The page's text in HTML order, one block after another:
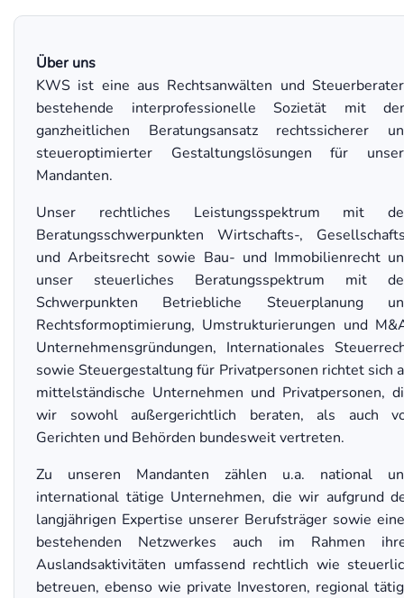
Über uns
KWS ist eine aus Rechtsanwälten und
bestehende interprofessionelle Sozietät mit
ganzheitlichen Beratungsansatz rechtssicherer
steueroptimierter Gestaltungslösungen für
Mandanten.
Unser rechtliches Leistungsspektrum mit
Beratungsschwerpunkten Wirtschafts-,
und Arbeitsrecht sowie Bau- und Immobilienrecht
unser steuerliches Beratungsspektrum mit
Schwerpunkten Betriebliche Steuerplanung
Rechtsformoptimierung, Umstrukturierungen und
Unternehmensgründungen, Internationales
sowie Steuergestaltung für Privatpersonen richtet sich
mittelständische Unternehmen und Privatpersonen,
wir sowohl außergerichtlich beraten, als auch
Gerichten und Behörden bundesweit vertreten.
Zu unseren Mandanten zählen u.a. national
international tätige Unternehmen, die wir aufgrund
langjährigen Expertise unserer Berufsträger sowie
bestehenden Netzwerkes auch im Rahmen
Auslandsaktivitäten umfassend rechtlich wie
betreuen, ebenso wie private Investoren, regional